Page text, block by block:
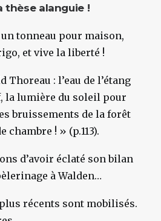
alanguie !
tonneau pour maison,
et vive la liberté !
Thoreau : l’eau de l’étang
la lumière du soleil pour
bruissements de la forêt
chambre ! » (p.113).
d’avoir éclaté son bilan
à Walden…
récents sont mobilisés.